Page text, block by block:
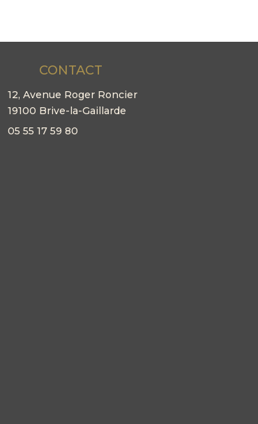
CONTACT
12, Avenue Roger Roncier
19100 Brive-la-Gaillarde
05 55 17 59 80